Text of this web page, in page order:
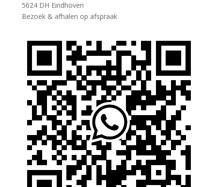
5624 DH Eindhoven
Bezoek & afhalen op afspraak